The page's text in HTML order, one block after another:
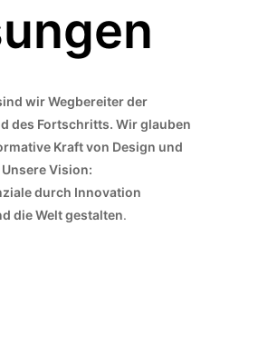
wir Wegbereiter der
des Fortschritts. Wir glauben
Kraft von Design und
Vision:
durch Innovation
die Welt gestalten.